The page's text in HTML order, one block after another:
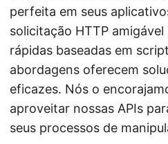
perfeita em seus
solicitação HTTP
rápidas baseadas em
abordagens oferecem
eficazes. Nós o
aproveitar nossas APIs
seus processos de